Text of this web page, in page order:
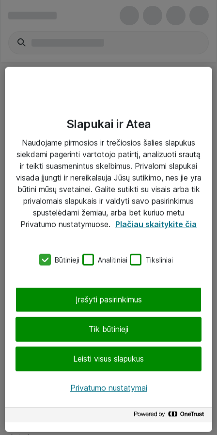
Paslaugos
Sprendimai
Įgyvendinti projektai
Atea ekspertų patarimai verslui
eShop@atea.lt
LinkedIn
Slapukai ir Atea
Naudojame pirmosios ir trečiosios šalies slapukus
siekdami pagerinti vartotojo patirtį, analizuoti srautą
ir teikti suasmenintus skelbimus. Privalomi slapukai
visada įjungti ir nereikalauja Jūsų sutikimo, nes jie yra
būtini mūsų svetainei. Galite sutikti su visais arba tik
privalomais slapukais ir valdyti savo pasirinkimus
spustelėdami žemiau, arba bet kuriuo metu
Privatumo nustatymuose. Plačiau skaitykite čia
Būtinieji Analitiniai Tiksliniai
Tik būtinieji
Leisti visus slapukus
Įrašyti pasirinkimus
Privatumo nustatymai